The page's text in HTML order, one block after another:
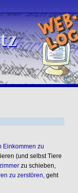
Einkommen zu
(und selbst Tiere
zu schieben,
zu zerstören , geht